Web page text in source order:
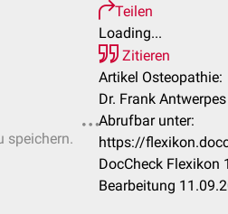
speichern.
Teilen
Loading...
Zitieren
Artikel Osteopathie:
Dr. Frank Antwerpes
Abrufbar unter:
https://
DocCheck Flexikon
Bearbeitung